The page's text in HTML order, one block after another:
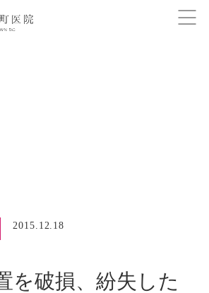
2015.12.18
を破損、紛失した